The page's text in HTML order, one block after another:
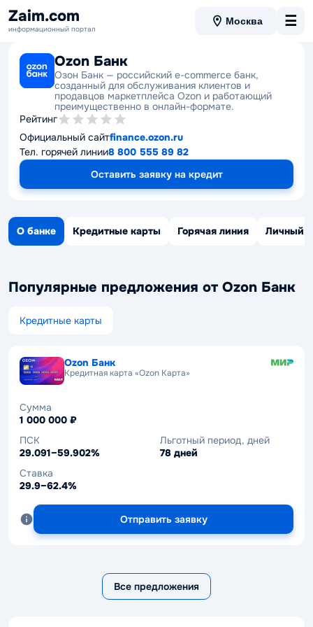
Zaim.com
информационный портал
Москва ☰
Ozon Банк
Озон Банк — российский e-commerce банк,
созданный для обслуживания клиентов и
продавцов маркетплейса Ozon и работающий
преимущественно в онлайн-формате.
Рейтинг
Официальный сайтfinance.ozon.ru
Тел. горячей линии8 800 555 89 82
Оставить заявку на кредит
О банке Кредитные карты Горячая линия Личный
Популярные предложения от Ozon Банк
Кредитные карты
Ozon Банк
Кредитная карта «Ozon Карта»
Сумма
1 000 000 ₽
ПСК
29.091–59.902%
Льготный период, дней
78 дней
Ставка
29.9–62.4%
Отправить заявку
Все предложения